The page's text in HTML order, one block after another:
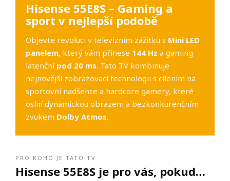
Hisense 55E8S – Gaming a
sport v nejlepší podobě
Objevte revoluci v televizním zážitku s Mini LED
panelem, který vám přinese 144 Hz a gaming
latenční pod 20 ms. Tato TV kombinuje
nejnovější zobrazovací technologii s cílením na
sportovní nadšence a hardcore gamery, které
oslní dynamickou obrazem a bezkonkurenčním
zvukem Dolby Atmos.
PRO KOHO JE TATO TV
Hisense 55E8S je pro vás, pokud…